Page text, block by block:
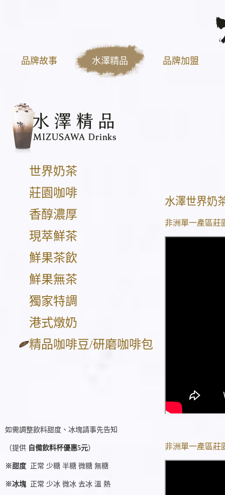
品牌故事 水澤精品 品牌加盟
世界奶茶
莊園咖啡
香醇濃厚
現萃鮮茶
鮮果茶飲
鮮果無茶
獨家特調
港式燉奶
精品咖啡豆/研磨咖啡包
如需調整飲料甜度、冰塊請事先告知
（提供 自備飲料杯優惠5元）
※甜度 正常 少糖 半糖 微糖 無糖
※冰塊 正常 少冰 微冰 去冰 溫 熱
水澤世界奶
非洲單一產區莊
非洲單一產區莊